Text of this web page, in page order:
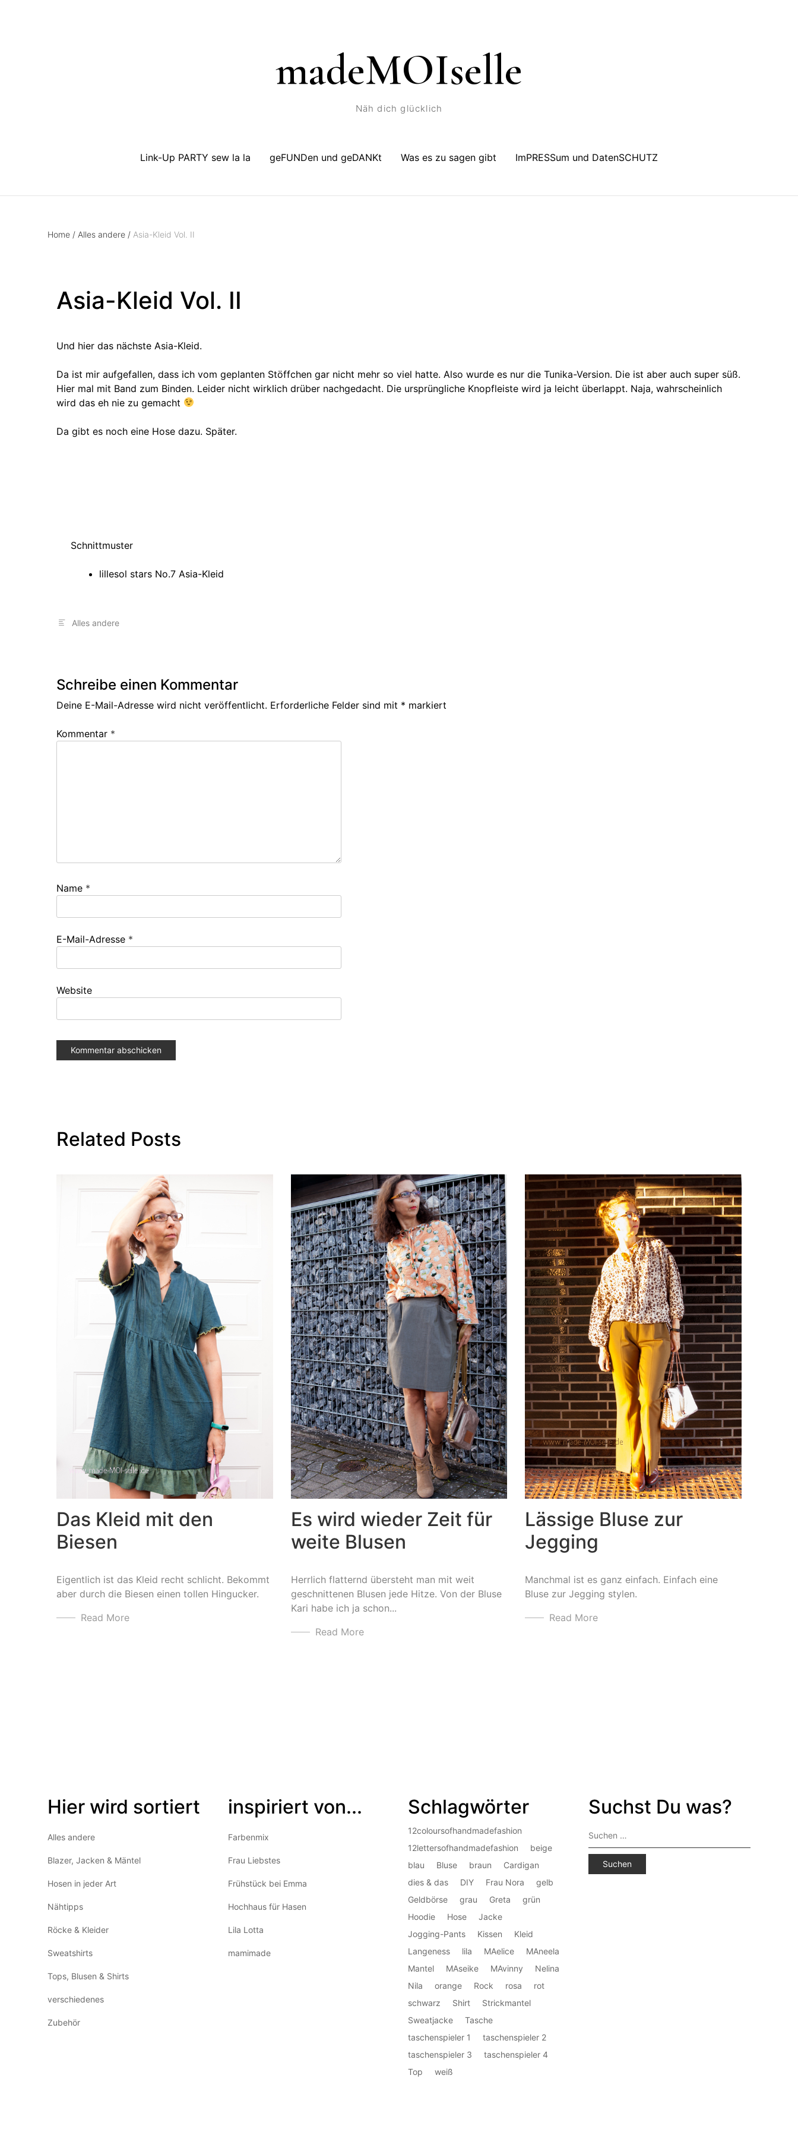
madeMOIselle
Näh dich glücklich
Link-Up PARTY sew la la geFUNDen und geDANKt Was es zu sagen gibt ImPRESSum und DatenSCHUTZ
Home / Alles andere / Asia-Kleid Vol. II
Asia-Kleid Vol. II
Und hier das nächste Asia-Kleid.
Da ist mir aufgefallen, dass ich vom geplanten Stöffchen gar nicht mehr so viel hatte. Also wurde es nur die Tunika-Version. Die ist aber auch super süß.
Hier mal mit Band zum Binden. Leider nicht wirklich drüber nachgedacht. Die ursprüngliche Knopfleiste wird ja leicht überlappt. Naja, wahrscheinlich
wird das eh nie zu gemacht
Da gibt es noch eine Hose dazu. Später.
Schnittmuster
lillesol stars No.7 Asia-Kleid
Alles andere
Schreibe einen Kommentar
Deine E-Mail-Adresse wird nicht veröffentlicht. Erforderliche Felder sind mit * markiert
Kommentar *
Name *
E-Mail-Adresse *
Website
Related Posts
Das Kleid mit den
Biesen
Eigentlich ist das Kleid recht schlicht. Bekommt
aber durch die Biesen einen tollen Hingucker.
Read More
Es wird wieder Zeit für
weite Blusen
Herrlich flatternd übersteht man mit weit
geschnittenen Blusen jede Hitze. Von der Bluse
Kari habe ich ja schon...
Read More
Lässige Bluse zur
Jegging
Manchmal ist es ganz einfach. Einfach eine
Bluse zur Jegging stylen.
Read More
Hier wird sortiert
Alles andere
Blazer, Jacken & Mäntel
Hosen in jeder Art
Nähtipps
Röcke & Kleider
Sweatshirts
Tops, Blusen & Shirts
verschiedenes
Zubehör
inspiriert von...
Farbenmix
Frau Liebstes
Frühstück bei Emma
Hochhaus für Hasen
Lila Lotta
mamimade
Schlagwörter
12coloursofhandmadefashion
12lettersofhandmadefashion
beige
blau
Bluse braun
Cardigan
dies & das
DIY Frau Nora
gelb
Geldbörse
grau Greta
grün
Hoodie
Hose
Jacke
Jogging-Pants
Kissen
Kleid
Langeness
lila MAelice
MAneela
Mantel
MAseike MAvinny
Nelina
Nila
orange Rock rosa
rot
schwarz
Shirt
Strickmantel
Sweatjacke
Tasche
taschenspieler 1
taschenspieler 2
taschenspieler 3
taschenspieler 4
Top
weiß
Suchst Du was?
Suchen